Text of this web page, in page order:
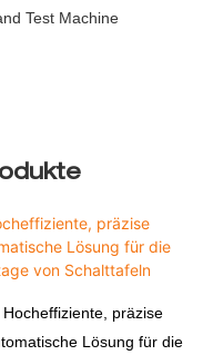
Hocheffiziente, präzise
Lösung für die